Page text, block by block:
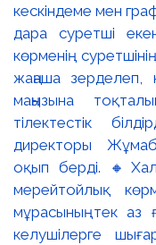
кескіндеме мен
дара суретші
көрменің
жаңаша зерделеп,
маңызына
тілектестік
директоры
оқып берді.
мерейтойлық
мұрасының тек аз
келушілерге